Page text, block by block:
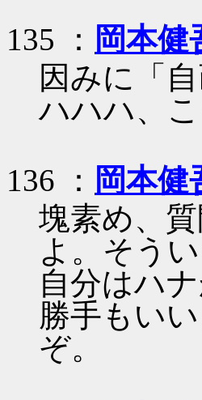
135 ： 岡本健
因みに「
ハハハ、
136 ： 岡本健
塊素め、
よ。そう
自分はハ
勝手もい
ぞ。